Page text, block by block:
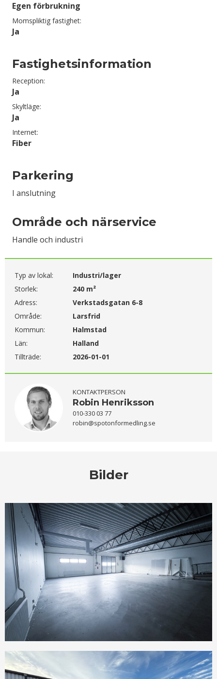
Egen förbrukning
Momspliktig fastighet:
Ja
Fastighetsinformation
Reception:
Ja
Skyltläge:
Ja
Internet:
Fiber
Parkering
I anslutning
Område och närservice
Handle och industri
Typ av lokal:
Industri/lager
Storlek:
240 m²
Adress:
Verkstadsgatan 6-8
Område:
Larsfrid
Kommun:
Halmstad
Län:
Halland
Tillträde:
2026-01-01
KONTAKTPERSON
Robin Henriksson
010-330 03 77
robin@spotonformedling.se
Bilder